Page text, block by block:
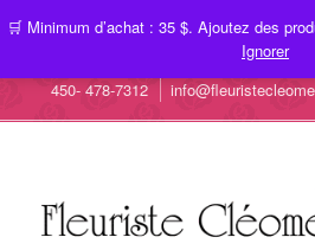
450- 478-7312
🛒 Minimum d’achat : 35 $. Ajoutez des
Ignorer